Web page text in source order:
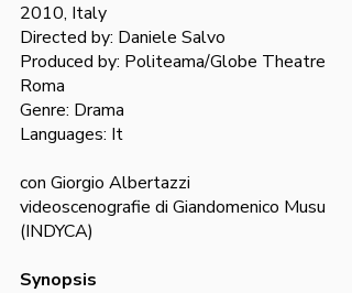
2010, Italy
Directed by: Daniele Salvo
Produced by: Politeama/Globe Theatre
Roma
Genre: Drama
Languages: It
con Giorgio Albertazzi
videoscenografie di Giandomenico Musu
(INDYCA)
Synopsis